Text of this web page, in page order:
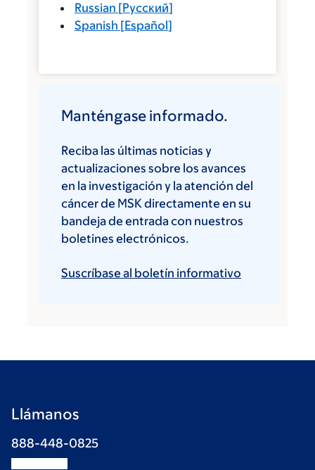
Russian [Русский]
Spanish [Español]
Manténgase informado.
Reciba las últimas noticias y
actualizaciones sobre los avances
en la investigación y la atención del
cáncer de MSK directamente en su
bandeja de entrada con nuestros
boletines electrónicos.
Suscríbase al boletín informativo
Llámanos
888-448-0825